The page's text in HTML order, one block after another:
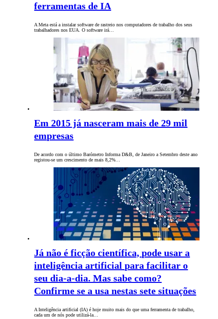
ferramentas de IA
A Meta está a instalar software de rastreio nos computadores de trabalho dos seus
trabalhadores nos EUA. O software irá…
Em 2015 já nasceram mais de 29 mil
empresas
De acordo com o último Barómetro Informa D&B, de Janeiro a Setembro deste ano
registou-se um crescimento de mais 8,2%…
Já não é ficção científica, pode usar a
inteligência artificial para facilitar o
seu dia-a-dia. Mas sabe como?
Confirme se a usa nestas sete situações
A Inteligência artificial (IA) é hoje muito mais do que uma ferramenta de trabalho,
cada um de nós pode utilizá-la…